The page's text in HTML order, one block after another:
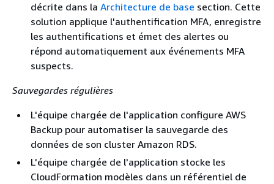
décrite dans la Architecture de base section. Cette
solution applique l'authentification MFA, enregistre
les authentifications et émet des alertes ou
répond automatiquement aux événements MFA
suspects.
Sauvegardes régulières
L'équipe chargée de l'application configure AWS
Backup pour automatiser la sauvegarde des
données de son cluster Amazon RDS.
L'équipe chargée de l'application stocke les
CloudFormation modèles dans un référentiel de